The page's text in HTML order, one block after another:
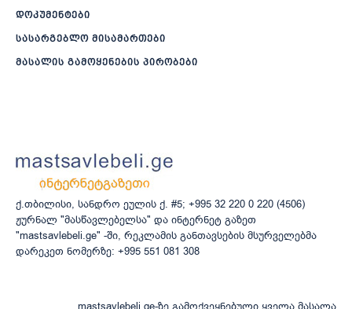
დოკუმენტები
სასარგებლო მისამართები
მასალის გამოყენების პირობები
ქ.თბილისი, სანდრო ეულის ქ. #5; +995 32 220 0 220 (4506)
ჟურნალ "მასწავლებელსა" და ინტერნეტ გაზეთ
"mastsavlebeli.ge" -ში, რეკლამის განთავსების მსურველებმა
დარეკეთ ნომერზე: +995 551 081 308
mastsavlebeli.ge-ზე გამოქვეყნებული ყველა მასალა